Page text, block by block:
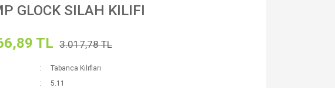
GLOCK SILAH KILIFI
TL 3.017,78 TL
Tabanca Kılıfları
5.11